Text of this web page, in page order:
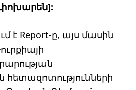
փոխարեն]:
է Report-ը, այս մասին